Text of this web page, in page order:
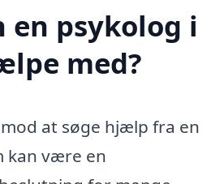
en psykolog i
med?
at søge hjælp fra en
kan være en